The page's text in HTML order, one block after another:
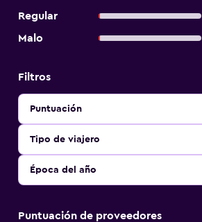
Regular
Malo
Filtros
Puntuación
Tipo de viajero
Época del año
Puntuación de proveedores